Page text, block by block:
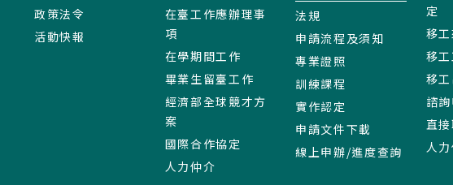
政策法令
活動快報
在臺工作應辦理事
項
在學期間工作
畢業生留臺工作
經濟部全球競才方
案
國際合作協定
人力仲介
法規
申請流程及須知
專業證照
訓練課程
實作認定
申請文件下載
線上申辦/進度查詢
定
移
移
移
諮
直
人